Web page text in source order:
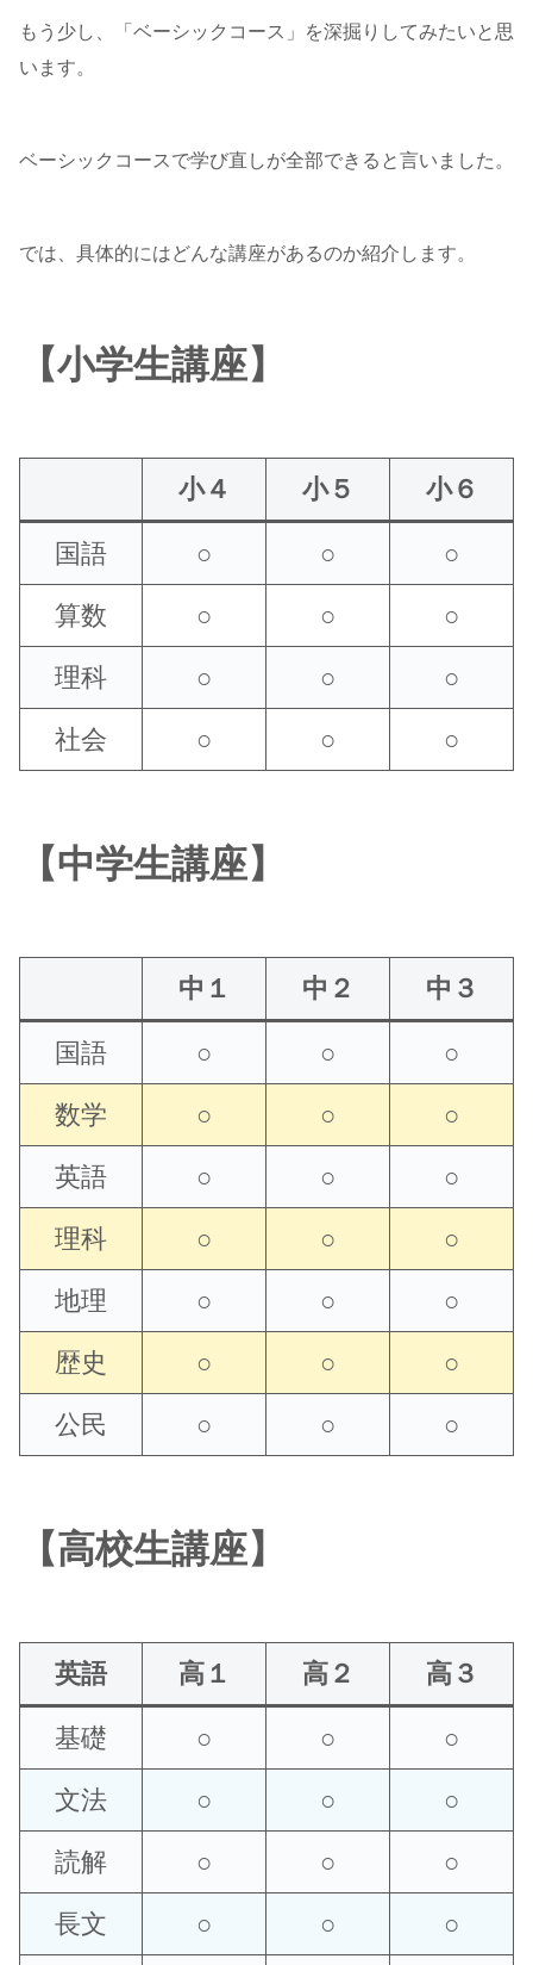
もう少し、「ベーシックコース」を深掘りしてみたいと思
います。
ベーシックコースで学び直しが全部できると言いました。
では、具体的にはどんな講座があるのか紹介します。
【小学生講座】
小４ 小５ 小６
国語 ○ ○ ○
算数 ○ ○ ○
理科 ○ ○ ○
社会 ○ ○ ○
【中学生講座】
中１ 中２ 中３
国語 ○ ○ ○
数学 ○ ○ ○
英語 ○ ○ ○
理科 ○ ○ ○
地理 ○ ○ ○
歴史 ○ ○ ○
公民 ○ ○ ○
【高校生講座】
英語 高１ 高２ 高３
基礎 ○ ○ ○
文法 ○ ○ ○
読解 ○ ○ ○
長文 ○ ○ ○